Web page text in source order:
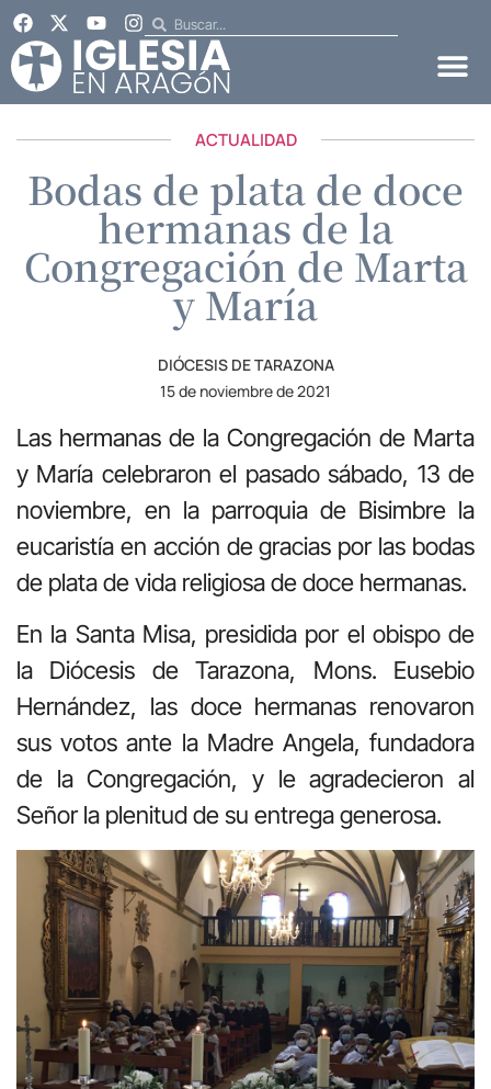
ACTUALIDAD
Bodas de plata de doce
hermanas de la
Congregación de Marta
y María
DIÓCESIS DE TARAZONA
15 de noviembre de 2021
Las hermanas de la Congregación de Marta
y María celebraron el pasado sábado, 13 de
noviembre, en la parroquia de Bisimbre la
eucaristía en acción de gracias por las bodas
de plata de vida religiosa de doce hermanas.
En la Santa Misa, presidida por el obispo de
la Diócesis de Tarazona, Mons. Eusebio
Hernández, las doce hermanas renovaron
sus votos ante la Madre Angela, fundadora
de la Congregación, y le agradecieron al
Señor la plenitud de su entrega generosa.